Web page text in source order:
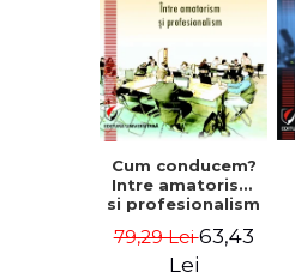
Cum conducem?
Intre amatorism
si profesionalism
79,29 Lei63,43
Lei